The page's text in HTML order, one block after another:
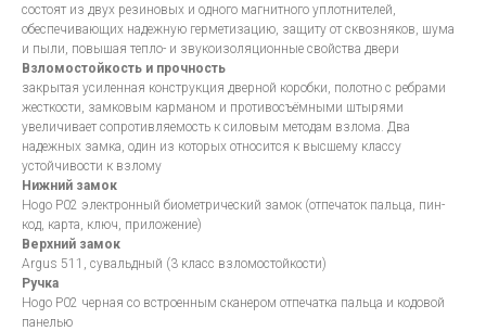
состоят из двух резиновых и одного магнитного уплотнителей,
обеспечивающих надежную герметизацию, защиту от сквозняков, шума
и пыли, повышая тепло- и звукоизоляционные свойства двери
Взломостойкость и прочность
закрытая усиленная конструкция дверной коробки, полотно с ребрами
жесткости, замковым карманом и противосъёмными штырями
увеличивает сопротивляемость к силовым методам взлома. Два
надежных замка, один из которых относится к высшему классу
устойчивости к взлому
Нижний замок
Hogo P02 электронный биометрический замок (отпечаток пальца, пин-
код, карта, ключ, приложение)
Верхний замок
Argus 511, сувальдный (3 класс взломостойкости)
Ручка
Hogo P02 черная со встроенным сканером отпечатка пальца и кодовой
панелью